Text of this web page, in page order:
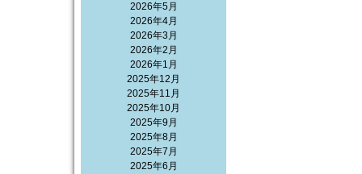
2026年5月
2026年4月
2026年3月
2026年2月
2026年1月
2025年12月
2025年11月
2025年10月
2025年9月
2025年8月
2025年7月
2025年6月